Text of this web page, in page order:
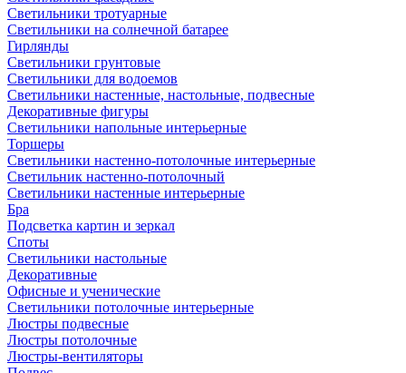
Светильники тротуарные
Светильники на солнечной батарее
Гирлянды
Светильники грунтовые
Светильники для водоемов
Светильники настенные, настольные, подвесные
Декоративные фигуры
Светильники напольные интерьерные
Торшеры
Светильники настенно-потолочные интерьерные
Светильник настенно-потолочный
Светильники настенные интерьерные
Бра
Подсветка картин и зеркал
Споты
Светильники настольные
Декоративные
Офисные и ученические
Светильники потолочные интерьерные
Люстры подвесные
Люстры потолочные
Люстры-вентиляторы